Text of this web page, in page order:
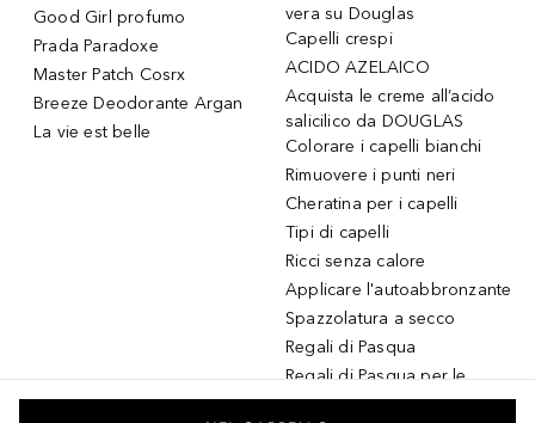
Good Girl profumo
Prada Paradoxe
Master Patch Cosrx
Breeze Deodorante Argan
La vie est belle
vera su Douglas
Capelli crespi
ACIDO AZELAICO
Acquista le creme all’acido
salicilico da DOUGLAS
Colorare i capelli bianchi
Rimuovere i punti neri
Cheratina per i capelli
Tipi di capelli
Ricci senza calore
Applicare l'autoabbronzante
Spazzolatura a secco
Regali di Pasqua
Regali di Pasqua per le
donne